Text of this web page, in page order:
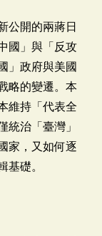
公開的兩蔣日
國」與「反攻
」政府與美國
略的變遷。本
維持「代表全
統治「臺灣」
家，又如何逐
基礎。